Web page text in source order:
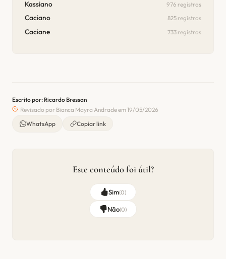
Kassiano 976 registros
Caciano 825 registros
Caciane 733 registros
Escrito por: Ricardo Bressan
Revisado por Bianca Mayra Andrade em 19/05/2026
WhatsApp
Copiar link
Este conteúdo foi útil?
Sim(0)
Não(0)